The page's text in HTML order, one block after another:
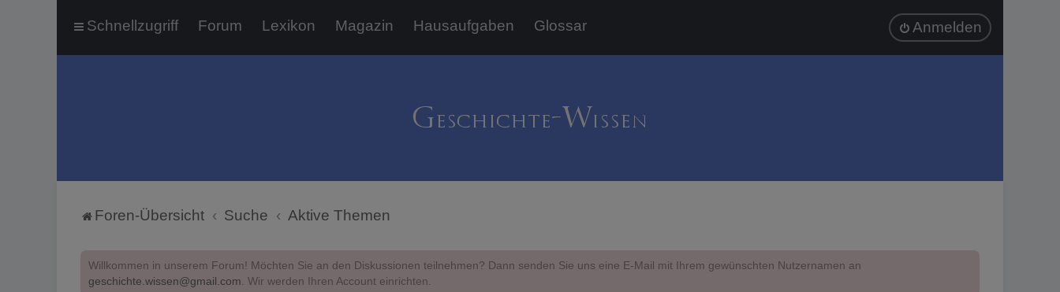
Schnellzugriff Forum Lexikon Magazin Hausaufgaben Glossar Anmelden
Foren-Übersicht Suche Aktive Themen
Willkommen in unserem Forum! Möchten Sie an den Diskussionen teilnehmen? Dann senden Sie uns eine E-Mail mit Ihrem gewünschten Nutzernamen an
geschichte.wissen@gmail.com. Wir werden Ihren Account einrichten.